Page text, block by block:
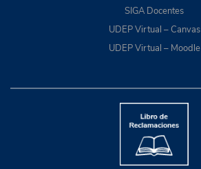
SIGA Docentes
UDEP Virtual – Canvas
UDEP Virtual – Moodle